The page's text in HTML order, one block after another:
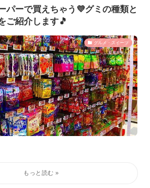
パーで買えちゃう💜グミの種類と
ご紹介します🎵
グルメ・スイーツ